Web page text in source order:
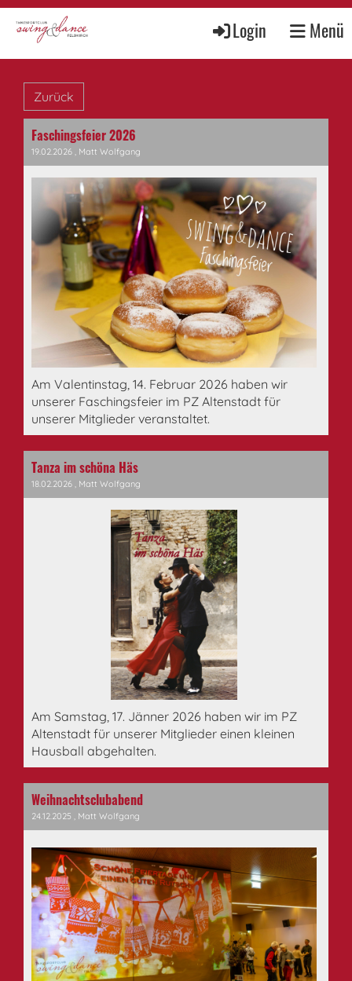
Login Menü
Zurück
Faschingsfeier 2026
19.02.2026 , Matt Wolfgang
Am Valentinstag, 14. Februar 2026 haben wir
unserer Faschingsfeier im PZ Altenstadt für
unserer Mitglieder veranstaltet.
Tanza im schöna Häs
18.02.2026 , Matt Wolfgang
Am Samstag, 17. Jänner 2026 haben wir im PZ
Altenstadt für unserer Mitglieder einen kleinen
Hausball abgehalten.
Weihnachtsclubabend
24.12.2025 , Matt Wolfgang